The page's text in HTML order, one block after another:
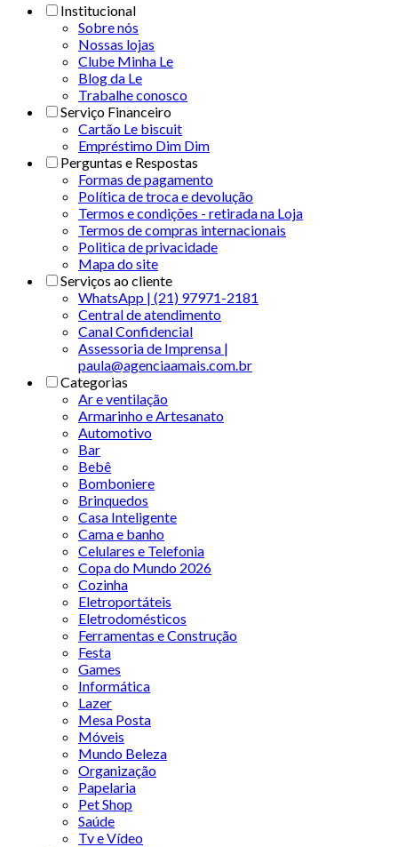
Institucional
Sobre nós
Nossas lojas
Clube Minha Le
Blog da Le
Trabalhe conosco
Serviço Financeiro
Cartão Le biscuit
Empréstimo Dim Dim
Perguntas e Respostas
Formas de pagamento
Política de troca e devolução
Termos e condições - retirada na Loja
Termos de compras internacionais
Politica de privacidade
Mapa do site
Serviços ao cliente
WhatsApp | (21) 97971-2181
Central de atendimento
Canal Confidencial
Assessoria de Imprensa |
paula@agenciaamais.com.br
Categorias
Ar e ventilação
Armarinho e Artesanato
Automotivo
Bar
Bebê
Bomboniere
Brinquedos
Casa Inteligente
Cama e banho
Celulares e Telefonia
Copa do Mundo 2026
Cozinha
Eletroportáteis
Eletrodomésticos
Ferramentas e Construção
Festa
Games
Informática
Lazer
Mesa Posta
Móveis
Mundo Beleza
Organização
Papelaria
Pet Shop
Saúde
Tv e Vídeo